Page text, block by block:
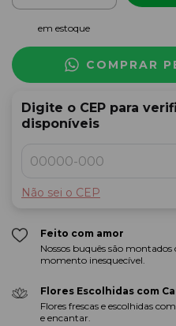
em estoque
COMPRAR
Digite o CEP para
disponíveis
Não sei o CEP
Feito com amor
Nossos buquês são
momento inesquecível.
Flores Escolhidas com
Flores frescas e escolhidas
e encantar.